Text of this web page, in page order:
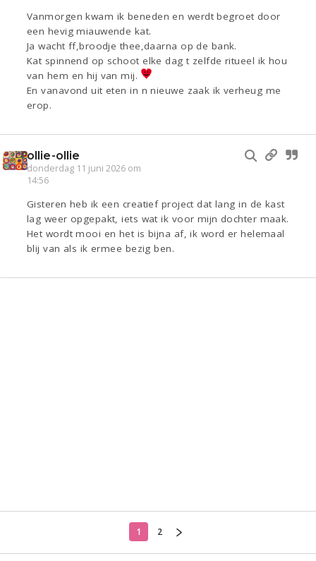
Vanmorgen kwam ik beneden en werdt begroet door
een hevig miauwende kat.
Ja wacht ff,broodje thee,daarna op de bank.
Kat spinnend op schoot elke dag t zelfde ritueel ik hou
van hem en hij van mij.
En vanavond uit eten in n nieuwe zaak ik verheug me
erop.
ollie-ollie
donderdag 11 juni 2026 om
14:56
Gisteren heb ik een creatief project dat lang in de kast
lag weer opgepakt, iets wat ik voor mijn dochter maak.
Het wordt mooi en het is bijna af, ik word er helemaal
blij van als ik ermee bezig ben.
1 2